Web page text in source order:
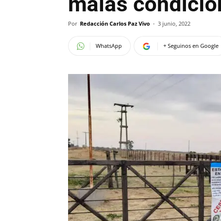
Por Redacción Carlos Paz Vivo - 3 junio, 2022
WhatsApp + Seguinos en Google